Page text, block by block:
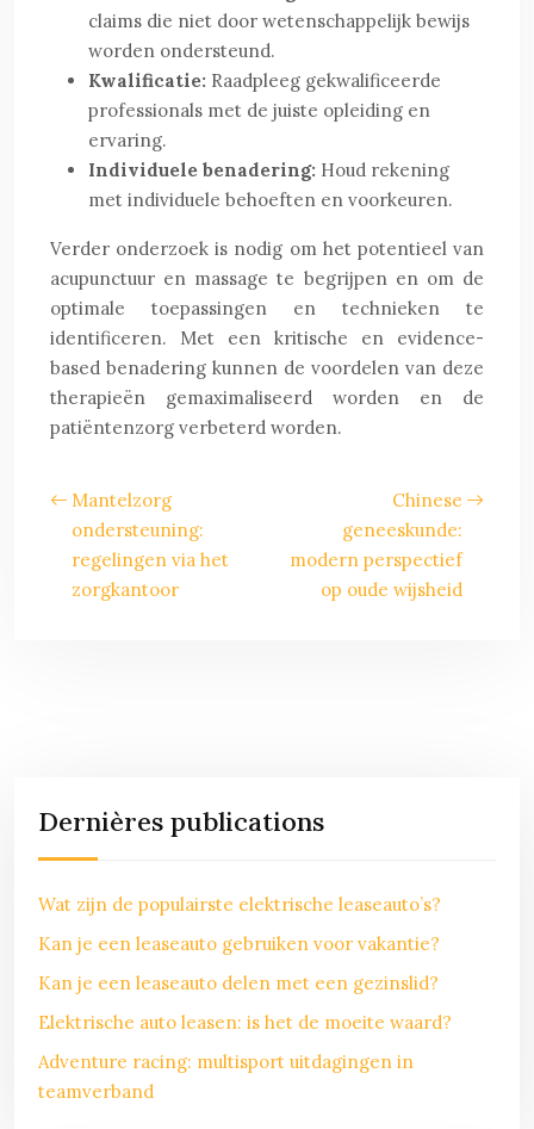
claims die niet door wetenschappelijk bewijs
worden ondersteund.
Kwalificatie: Raadpleeg gekwalificeerde
professionals met de juiste opleiding en
ervaring.
Individuele benadering: Houd rekening
met individuele behoeften en voorkeuren.
Verder onderzoek is nodig om het potentieel van
acupunctuur en massage te begrijpen en om de
optimale toepassingen en technieken te
identificeren. Met een kritische en evidence-
based benadering kunnen de voordelen van deze
therapieën gemaximaliseerd worden en de
patiëntenzorg verbeterd worden.
Mantelzorg
ondersteuning:
regelingen via het
zorgkantoor
Chinese
geneeskunde:
modern perspectief
op oude wijsheid
Dernières publications
Wat zijn de populairste elektrische leaseauto’s?
Kan je een leaseauto gebruiken voor vakantie?
Kan je een leaseauto delen met een gezinslid?
Elektrische auto leasen: is het de moeite waard?
Adventure racing: multisport uitdagingen in
teamverband